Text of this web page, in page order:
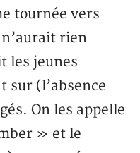
tournée vers
rien
les jeunes
sur (l’absence
On les appelle
» et le